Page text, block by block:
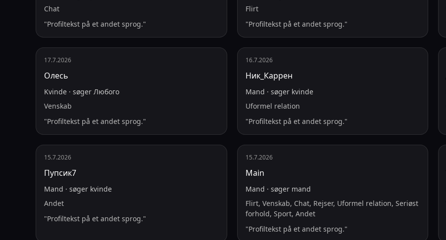
Chat
"Profiltekst på et andet sprog."
Flirt
"Profiltekst på et andet sprog."
17.7.2026
Олесь
Kvinde · søger Любого
Venskab
"Profiltekst på et andet sprog."
16.7.2026
Ник_Каррен
Mand · søger kvinde
Uformel relation
"Profiltekst på et andet sprog."
15.7.2026
Пупсик7
Mand · søger kvinde
Andet
"Profiltekst på et andet sprog."
15.7.2026
Main
Mand · søger mand
Flirt, Venskab, Chat, Rejser, Uformel relation, Seriøst
forhold, Sport, Andet
"Profiltekst på et andet sprog."